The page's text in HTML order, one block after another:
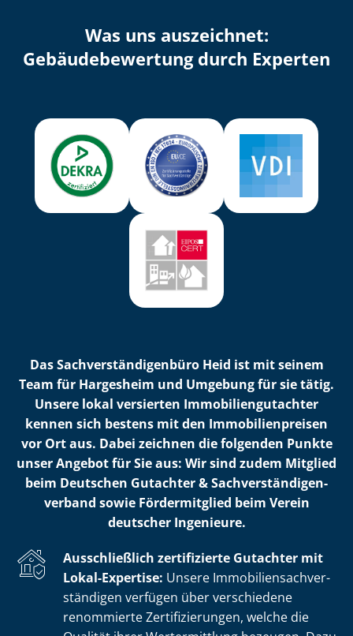
Was uns auszeichnet:
Ge­bäu­de­be­wer­tung durch Experten
Das Sach­ver­stän­di­gen­bü­ro Heid ist mit seinem
Team für Hargesheim und Umgebung für sie tätig.
Unsere lokal versierten Im­mo­bi­li­en­gut­ach­ter
kennen sich bestens mit den Im­mo­bi­li­en­prei­sen
vor Ort aus. Dabei zeichnen die folgenden Punkte
unser Angebot für Sie aus: Wir sind zudem Mitglied
beim Deutschen Gutachter & Sach­ver­stän­di­gen­
ver­band sowie Fördermitglied beim Verein
deutscher Ingenieure.
Ausschließlich zertifizierte Gutachter mit
Lokal-Expertise: Unsere Im­mo­bi­li­en­sach­ver­
stän­di­gen verfügen über verschiedene
renommierte Zer­ti­fi­zie­run­gen, welche die